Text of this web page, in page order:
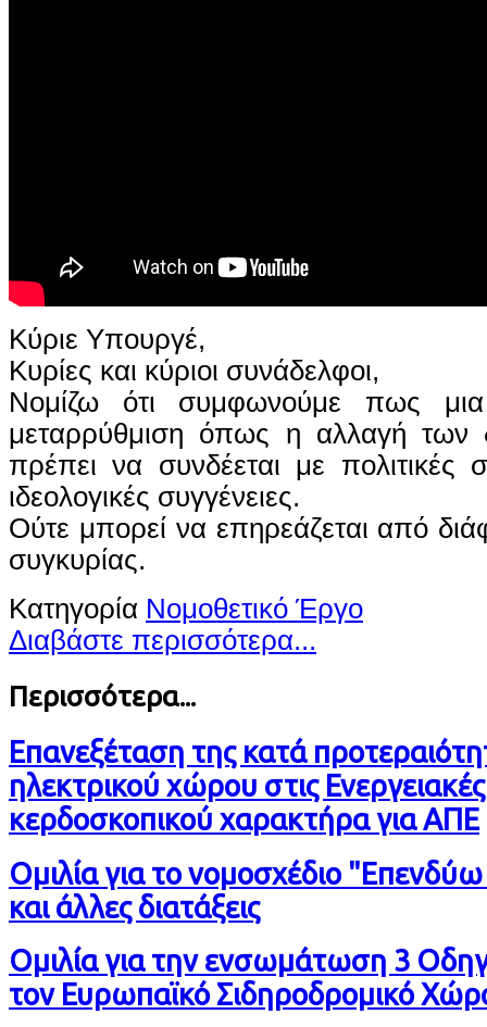
Κύριε Υπουργέ,
Κυρίες και κύριοι συνάδελφοι,
Νομίζω ότι συμφωνούμε πως μια
μεταρρύθμιση όπως η αλλαγή των
πρέπει να συνδέεται με πολιτικές
ιδεολογικές συγγένειες.
Ούτε μπορεί να επηρεάζεται από
συγκυρίας.
Κατηγορία Νομοθετικό Έργο
Διαβάστε περισσότερα...
Περισσότερα...
Επανεξέταση της κατά
ηλεκτρικού χώρου στις
κερδοσκοπικού χαρακτήρα για ΑΠΕ
Ομιλία για το νομοσχέδιο
και άλλες διατάξεις
Ομιλία για την ενσωμάτωση 3
τον Ευρωπαϊκό Σιδηροδρομικό